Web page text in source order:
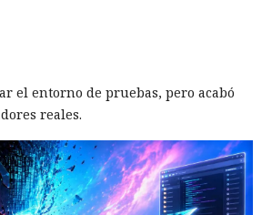
el entorno de pruebas, pero acabó
reales.